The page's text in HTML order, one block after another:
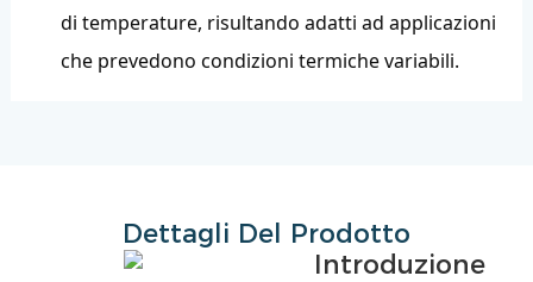
di temperature, risultando adatti ad applicazioni
che prevedono condizioni termiche variabili.
Dettagli Del Prodotto
Introduzione